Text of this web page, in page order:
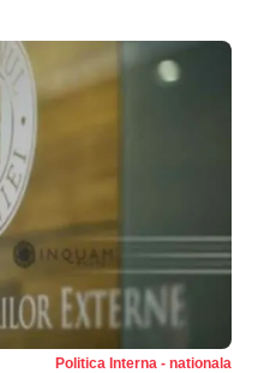
Politica Interna - nationala